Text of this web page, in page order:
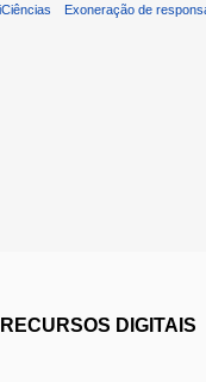
Exoneração de
RECURSOS DIGITAIS